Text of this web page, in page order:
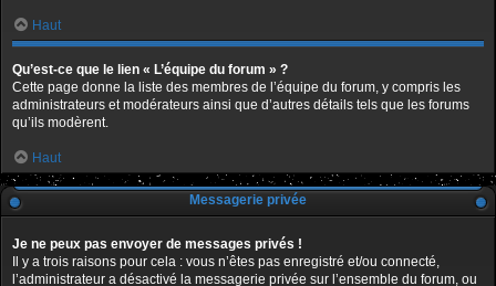
Haut
Qu’est-ce que le lien « L’équipe du forum » ?
Cette page donne la liste des membres de l’équipe du forum, y compris les
administrateurs et modérateurs ainsi que d’autres détails tels que les forums
qu’ils modèrent.
Haut
Messagerie privée
Je ne peux pas envoyer de messages privés !
Il y a trois raisons pour cela : vous n’êtes pas enregistré et/ou connecté,
l’administrateur a désactivé la messagerie privée sur l’ensemble du forum, ou